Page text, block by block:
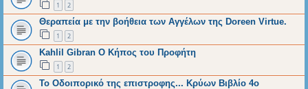
1 2
Θεραπεία με την βοήθεια των Αγγέλων της Doreen Virtue.
1 2
Kahlil Gibran O Κήπος του Προφήτη
1 2
Το Οδοιπορικό της επιστροφης... Κρύων Βιβλίο 4ο